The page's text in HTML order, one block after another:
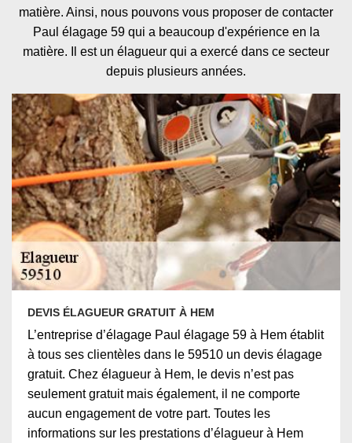
matière. Ainsi, nous pouvons vous proposer de contacter
Paul élagage 59 qui a beaucoup d'expérience en la
matière. Il est un élagueur qui a exercé dans ce secteur
depuis plusieurs années.
DEVIS ÉLAGUEUR GRATUIT À HEM
L’entreprise d’élagage Paul élagage 59 à Hem établit
à tous ses clientèles dans le 59510 un devis élagage
gratuit. Chez élagueur à Hem, le devis n’est pas
seulement gratuit mais également, il ne comporte
aucun engagement de votre part. Toutes les
informations sur les prestations d’élagueur à Hem